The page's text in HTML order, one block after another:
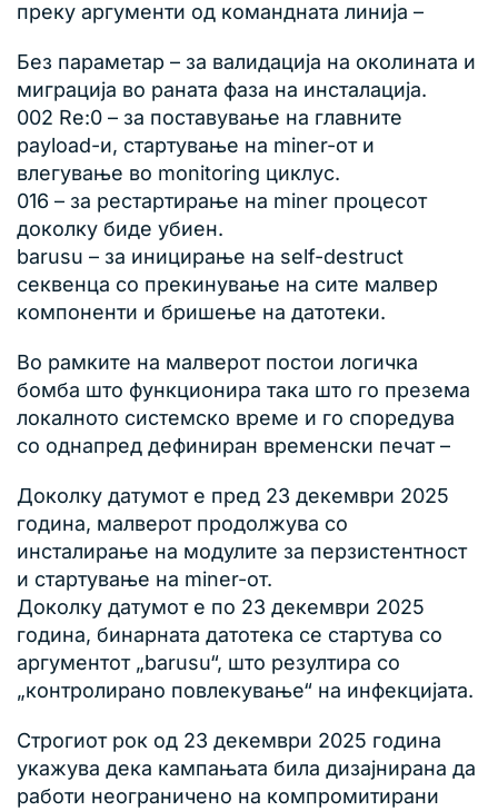
преку аргументи од командната линија –
Без параметар – за валидација на околината и
миграција во раната фаза на инсталација.
002 Re:0 – за поставување на главните
payload-и, стартување на miner-от и
влегување во monitoring циклус.
016 – за рестартирање на miner процесот
доколку биде убиен.
barusu – за иницирање на self-destruct
секвенца со прекинување на сите малвер
компоненти и бришење на датотеки.
Во рамките на малверот постои логичка
бомба што функционира така што го презема
локалното системско време и го споредува
со однапред дефиниран временски печат –
Доколку датумот е пред 23 декември 2025
година, малверот продолжува со
инсталирање на модулите за перзистентност
и стартување на miner-от.
Доколку датумот е по 23 декември 2025
година, бинарната датотека се стартува со
аргументот „barusu“, што резултира со
„контролирано повлекување“ на инфекцијата.
Строгиот рок од 23 декември 2025 година
укажува дека кампањата била дизајнирана да
работи неограничено на компромитирани